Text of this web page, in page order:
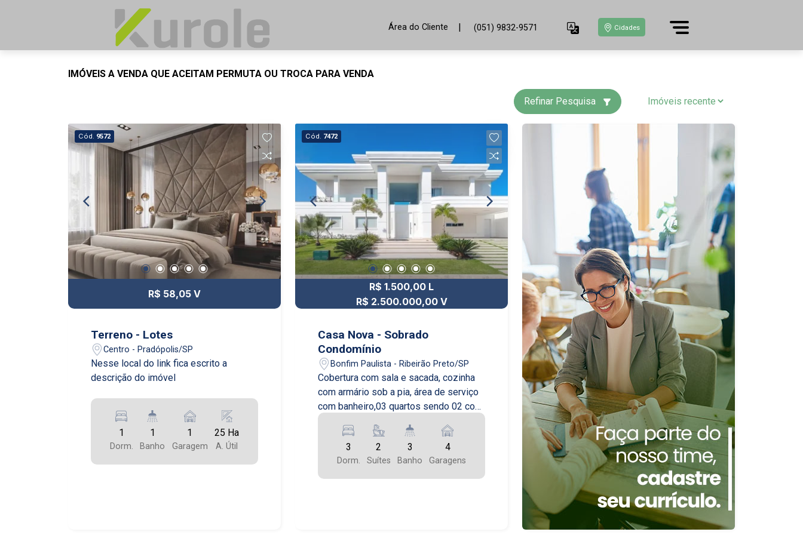
Área do Cliente | (051) 9832-9571 Cidades
IMÓVEIS A VENDA QUE ACEITAM PERMUTA OU TROCA PARA VENDA
Refinar Pesquisa
Cód. 9572
R$ 58,05 V
Terreno - Lotes
Centro - Pradópolis/SP
Nesse local do link fica escrito a
descrição do imóvel
1
Dorm.
1
Banho
1
Garagem
25 Ha
A. Útil
Cód. 7472
R$ 1.500,00 L
R$ 2.500.000,00 V
Casa Nova - Sobrado
Condomínio
Bonfim Paulista - Ribeirão Preto/SP
Cobertura com sala e sacada, cozinha
com armário sob a pia, área de serviço
com banheiro,03 quartos sendo 02 com
armário sendo 01 suíte, banheiro suíte
com box vidro e armário sob a pia, 01
vaga de garagem pra 02 carros,
Elevador. 2° piso: hall com sacada, sala
de estar, terraço e banheiro. Possui
3
Dorm.
2
Suítes
3
Banho
4
Garagens